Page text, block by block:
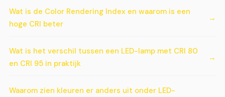
Wat is de Color Rendering Index en waarom is een
hoge CRI beter
Wat is het verschil tussen een LED-lamp met CRI 80
en CRI 95 in praktijk
Waarom zien kleuren er anders uit onder LED-